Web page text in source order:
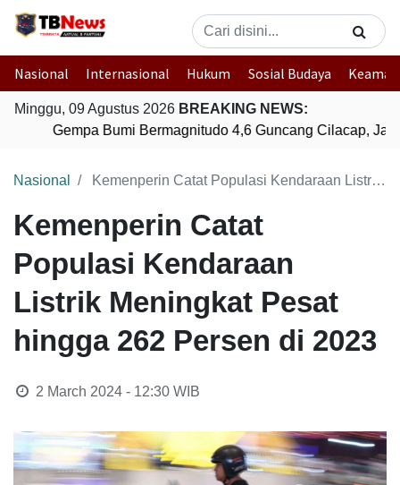
Nasional Internasional Hukum Sosial Budaya
Minggu, 09 Agustus 2026 BREAKING NEWS:
Gempa Bumi Bermagnitudo 4,6 Guncang Cilacap,
Nasional Kemenperin Catat Populasi Kendaraan Listrik Meningkat Pesat hingga 262 Persen di 2023
Kemenperin Catat
Populasi Kendaraan
Listrik Meningkat Pesat
hingga 262 Persen di 2023
2 March 2024 - 12:30WIB